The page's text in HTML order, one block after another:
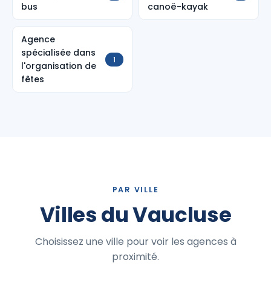
bus
canoë-kayak
Agence
spécialisée dans
l'organisation de
fêtes
1
PAR VILLE
Villes du Vaucluse
Choisissez une ville pour voir les agences à
proximité.